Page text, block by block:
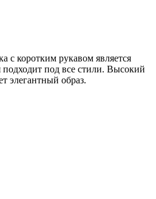
с коротким рукавом является
подходит под все стили. Высокий
элегантный образ.